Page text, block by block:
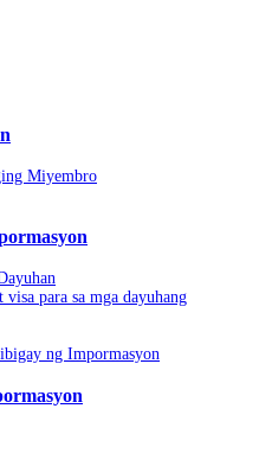
Miyembro
para sa mga dayuhang
ng Impormasyon